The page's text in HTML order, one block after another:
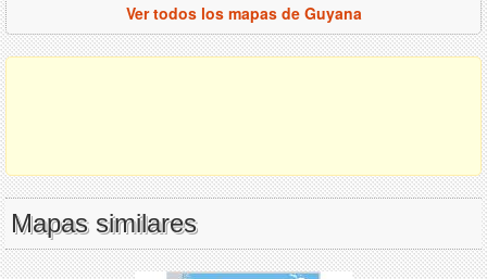
Ver todos los mapas de Guyana
Mapas similares